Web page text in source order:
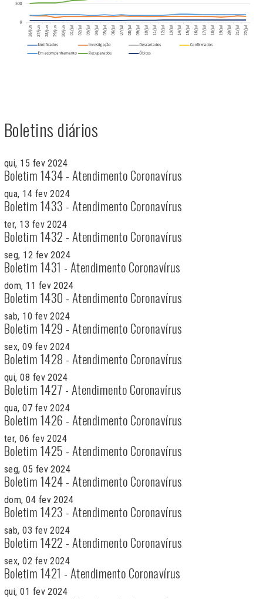
Boletins diários
qui, 15 fev 2024
Boletim 1434 - Atendimento Coronavírus
qua, 14 fev 2024
Boletim 1433 - Atendimento Coronavírus
ter, 13 fev 2024
Boletim 1432 - Atendimento Coronavírus
seg, 12 fev 2024
Boletim 1431 - Atendimento Coronavírus
dom, 11 fev 2024
Boletim 1430 - Atendimento Coronavírus
sab, 10 fev 2024
Boletim 1429 - Atendimento Coronavírus
sex, 09 fev 2024
Boletim 1428 - Atendimento Coronavírus
qui, 08 fev 2024
Boletim 1427 - Atendimento Coronavírus
qua, 07 fev 2024
Boletim 1426 - Atendimento Coronavírus
ter, 06 fev 2024
Boletim 1425 - Atendimento Coronavírus
seg, 05 fev 2024
Boletim 1424 - Atendimento Coronavírus
dom, 04 fev 2024
Boletim 1423 - Atendimento Coronavírus
sab, 03 fev 2024
Boletim 1422 - Atendimento Coronavírus
sex, 02 fev 2024
Boletim 1421 - Atendimento Coronavírus
qui, 01 fev 2024